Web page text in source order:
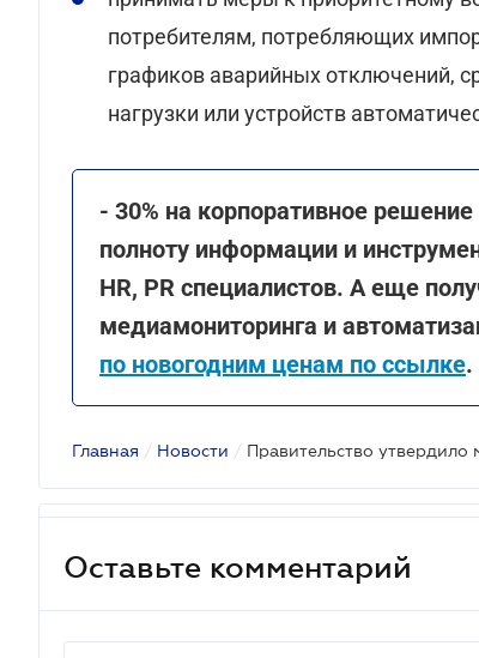
потребителям, потребляющих
графиков аварийных отключений,
нагрузки или устройств
- 30% на корпоративное
полноту информации и
HR, PR специалистов. А еще
медиамониторинга и
по новогодним ценам по ссылке.
Главная / Новости /
Оставьте комментарий